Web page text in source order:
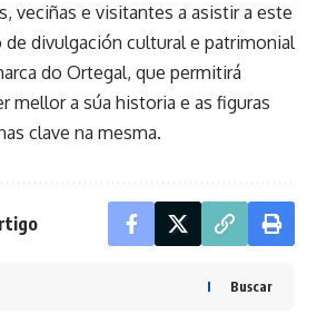
veciñas e visitantes a asistir a este
de divulgación cultural e patrimonial
do Ortegal, que permitirá
mellor a súa historia e as figuras
clave na mesma.
Buscar